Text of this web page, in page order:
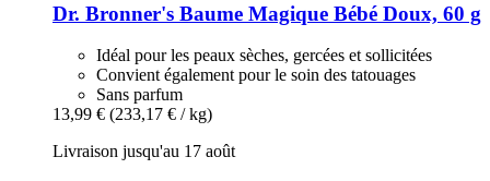
Dr. Bronner's Baume Magique Bébé Doux, 60 g
Idéal pour les peaux sèches, gercées et sollicitées
Convient également pour le soin des tatouages
Sans parfum
13,99 € (233,17 € / kg)
Livraison jusqu'au 17 août